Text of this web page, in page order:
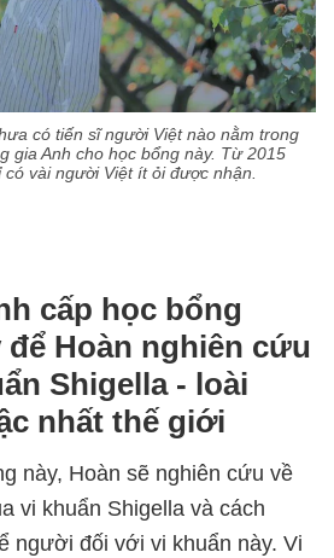
có tiến sĩ người Việt nào nằm trong
gia Anh cho học bổng này. Từ 2015
vài người Việt ít ỏi được nhận.
cấp học bổng
để Hoàn nghiên cứu
Shigella - loài
nhất thế giới
này, Hoàn sẽ nghiên cứu về
vi khuẩn Shigella và cách
người đối với vi khuẩn này. Vi